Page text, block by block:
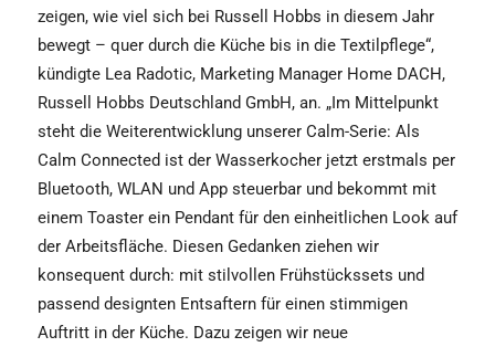
zeigen, wie viel sich bei Russell Hobbs in diesem Jahr
bewegt – quer durch die Küche bis in die Textilpflege“,
kündigte Lea Radotic, Marketing Manager Home DACH,
Russell Hobbs Deutschland GmbH, an. „Im Mittelpunkt
steht die Weiterentwicklung unserer Calm-Serie: Als
Calm Connected ist der Wasserkocher jetzt erstmals per
Bluetooth, WLAN und App steuerbar und bekommt mit
einem Toaster ein Pendant für den einheitlichen Look auf
der Arbeitsfläche. Diesen Gedanken ziehen wir
konsequent durch: mit stilvollen Frühstückssets und
passend designten Entsaftern für einen stimmigen
Auftritt in der Küche. Dazu zeigen wir neue